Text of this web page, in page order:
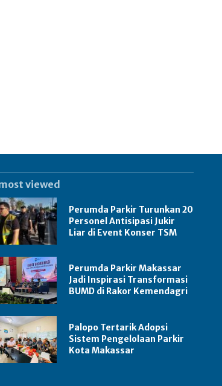
viewed
Perumda Parkir Turunkan 20
Personel Antisipasi Jukir
Liar di Event Konser TSM
Perumda Parkir Makassar
Jadi Inspirasi Transformasi
BUMD di Rakor Kemendagri
Palopo Tertarik Adopsi
Sistem Pengelolaan Parkir
Kota Makassar